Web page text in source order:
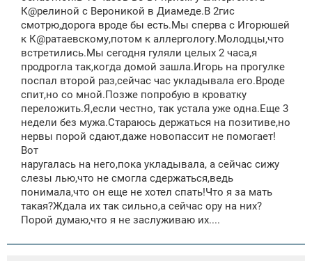
и
е
К@релиной с Вероникой в Диамеде.В 2гис
смотрю,дорога вроде бы есть.Мы сперва с Игорюшей
к К@ратаевскому,потом к аллергологу.Молодцы,что
встретились.Мы сегодня гуляли целых 2 часа,я
продрогла так,когда домой зашла.Игорь на прогулке
поспал второй раз,сейчас час укладывала его.Вроде
спит,но со мной.Позже попробую в кроватку
переложить.Я,если честно, так устала уже одна.Еще 3
недели без мужа.Стараюсь держаться на позитиве,но
нервы порой сдают,даже новопассит не помогает!
Вот
наругалась на него,пока укладывала, а сейчас сижу
слезы лью,что не смогла сдержаться,ведь
понимала,что он еще не хотел спать!Что я за мать
такая?Ждала их так сильно,а сейчас ору на них?
Порой думаю,что я не заслуживаю их....